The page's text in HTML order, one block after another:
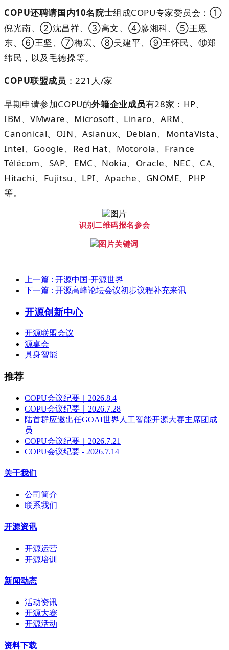
COPU还聘请国内10名院士组成COPU专家委员会：①
倪光南、②沈昌祥、③高文、 ④廖湘科、⑤王恩
东、⑥王坚、⑦梅宏、 ⑧吴建平、 ⑨王怀民、 ⑩郑
纬民，以及毛德操等。
COPU联盟成员 ：221 人/家
早期申请参加COPU的外籍企业成员有28家：HP、
IBM、VMware、Microsoft、 Linaro、ARM、
Canonical、OIN、Asianux、Debian、MontaVista、
Intel、Google、 Red Hat、Motorola、France
Télécom、SAP、EMC、Nokia、Oracle、 NEC、CA、
Hitachi、Fujitsu、LPI、Apache、GNOME、PHP
等。
识别二维码报名参会
上一篇 : 开源中国·开源世界
下一篇 : 开源高峰论坛会议初步议程补充来讯
开源创新中心
开源联盟会议
源桌会
具身智能
推荐
COPU会议纪要｜2026.8.4
COPU会议纪要｜2026.7.28
陆首群应邀出任GOAI世界人工智能开源大赛主席团成
员
COPU会议纪要｜2026.7.21
COPU会议纪要 - 2026.7.14
关于我们
公司简介
联系我们
开源资讯
开源运营
开源培训
新闻动态
活动资讯
开源大赛
开源活动
资料下载